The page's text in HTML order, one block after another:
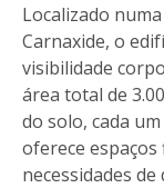
Localizado
Carnaxide, o
visibilidade
área total de
do solo, cada
oferece espaços
necessidades